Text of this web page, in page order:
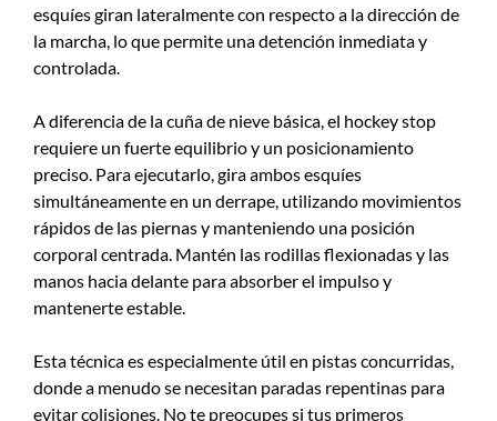
esquíes giran lateralmente con respecto a la dirección de
la marcha, lo que permite una detención inmediata y
controlada.
A diferencia de la cuña de nieve básica, el hockey stop
requiere un fuerte equilibrio y un posicionamiento
preciso. Para ejecutarlo, gira ambos esquíes
simultáneamente en un derrape, utilizando movimientos
rápidos de las piernas y manteniendo una posición
corporal centrada. Mantén las rodillas flexionadas y las
manos hacia delante para absorber el impulso y
mantenerte estable.
Esta técnica es especialmente útil en pistas concurridas,
donde a menudo se necesitan paradas repentinas para
evitar colisiones. No te preocupes si tus primeros